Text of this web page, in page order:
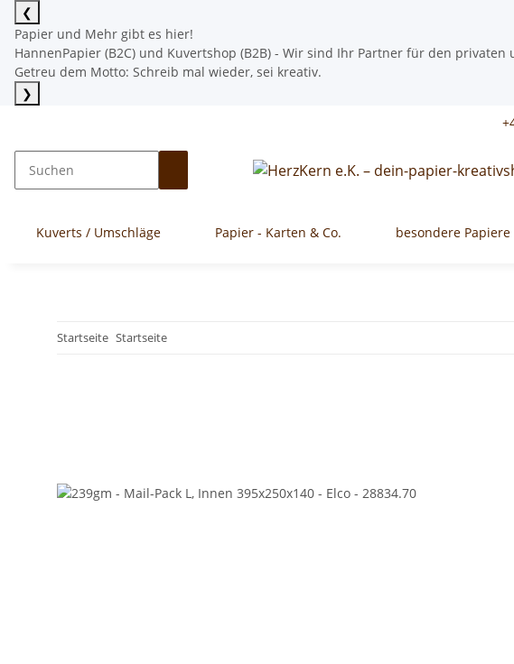
❮
Papier und Mehr gibt es hier!
HannenPapier (B2C) und Kuvertshop (B2B) - Wir sind Ihr Partner für den
Getreu dem Motto: Schreib mal wieder, sei kreativ.
❯
Kuverts / Umschläge Papier - Karten & Co. besondere Papiere
Startseite Startseite